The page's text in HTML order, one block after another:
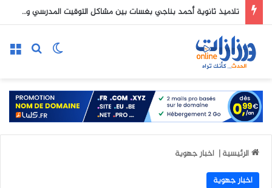
تلاميذ ثانوية أحمد بناجي بغسات بين مشاكل التوقيت المدرسي و صعوبات النقل المكتض
بحث
الوضع المظلم
الرئيسية| اخبار جهوية
اخبار جهوية